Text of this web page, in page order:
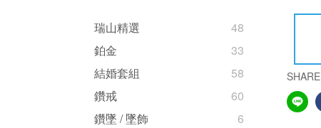
瑞山精選
48
鉑金
33
結婚套組
58
鑽戒
60
鑽墜 / 墜飾
6
SHARE